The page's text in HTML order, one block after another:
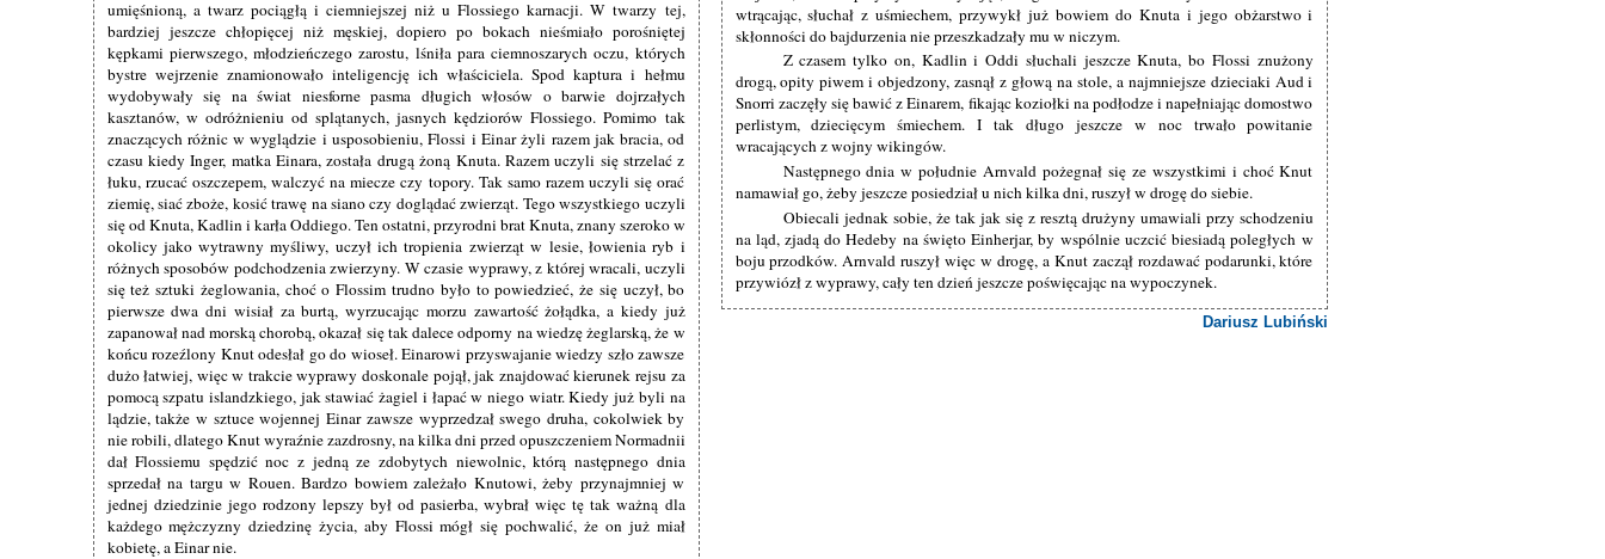
umięśnioną, a twarz pociągłą i ciemniejszej niż u Flossiego karnacji. W twarzy tej,
bardziej jeszcze chłopięcej niż męskiej, dopiero po bokach nieśmiało porośniętej
kępkami pierwszego, młodzieńczego zarostu, lśniła para ciemnoszarych oczu, których
bystre wejrzenie znamionowało inteligencję ich właściciela. Spod kaptura i hełmu
wydobywały się na świat niesforne pasma długich włosów o barwie dojrzałych
kasztanów, w odróżnieniu od splątanych, jasnych kędziorów Flossiego. Pomimo tak
znaczących różnic w wyglądzie i usposobieniu, Flossi i Einar żyli razem jak bracia, od
czasu kiedy Inger, matka Einara, została drugą żoną Knuta. Razem uczyli się strzelać z
łuku, rzucać oszczepem, walczyć na miecze czy topory. Tak samo razem uczyli się orać
ziemię, siać zboże, kosić trawę na siano czy doglądać zwierząt. Tego wszystkiego uczyli
się od Knuta, Kadlin i karła Oddiego. Ten ostatni, przyrodni brat Knuta, znany szeroko w
okolicy jako wytrawny myśliwy, uczył ich tropienia zwierząt w lesie, łowienia ryb i
różnych sposobów podchodzenia zwierzyny. W czasie wyprawy, z której wracali, uczyli
się też sztuki żeglowania, choć o Flossim trudno było to powiedzieć, że się uczył, bo
pierwsze dwa dni wisiał za burtą, wyrzucając morzu zawartość żołądka, a kiedy już
zapanował nad morską chorobą, okazał się tak dalece odporny na wiedzę żeglarską, że w
końcu rozeźlony Knut odesłał go do wioseł. Einarowi przyswajanie wiedzy szło zawsze
dużo łatwiej, więc w trakcie wyprawy doskonale pojął, jak znajdować kierunek rejsu za
pomocą szpatu islandzkiego, jak stawiać żagiel i łapać w niego wiatr. Kiedy już byli na
lądzie, także w sztuce wojennej Einar zawsze wyprzedzał swego druha, cokolwiek by
nie robili, dlatego Knut wyraźnie zazdrosny, na kilka dni przed opuszczeniem Normadnii
dał Flossiemu spędzić noc z jedną ze zdobytych niewolnic, którą następnego dnia
sprzedał na targu w Rouen. Bardzo bowiem zależało Knutowi, żeby przynajmniej w
jednej dziedzinie jego rodzony lepszy był od pasierba, wybrał więc tę tak ważną dla
każdego mężczyzny dziedzinę życia, aby Flossi mógł się pochwalić, że on już miał
kobietę, a Einar nie.
wtrącając, słuchał z uśmiechem, przywykł już bowiem do Knuta i jego obżarstwo i
skłonności do bajdurzenia nie przeszkadzały mu w niczym.
Z czasem tylko on, Kadlin i Oddi słuchali jeszcze Knuta, bo Flossi znużony
drogą, opity piwem i objedzony, zasnął z głową na stole, a najmniejsze dzieciaki Aud i
Snorri zaczęły się bawić z Einarem, fikając koziołki na podłodze i napełniając domostwo
perlistym, dziecięcym śmiechem. I tak długo jeszcze w noc trwało powitanie
wracających z wojny wikingów.
Następnego dnia w południe Arnvald pożegnał się ze wszystkimi i choć Knut
namawiał go, żeby jeszcze posiedział u nich kilka dni, ruszył w drogę do siebie.
Obiecali jednak sobie, że tak jak się z resztą drużyny umawiali przy schodzeniu
na ląd, zjadą do Hedeby na święto Einherjar, by wspólnie uczcić biesiadą poległych w
boju przodków. Arnvald ruszył więc w drogę, a Knut zaczął rozdawać podarunki, które
przywiózł z wyprawy, cały ten dzień jeszcze poświęcając na wypoczynek.
Dariusz Lubiński